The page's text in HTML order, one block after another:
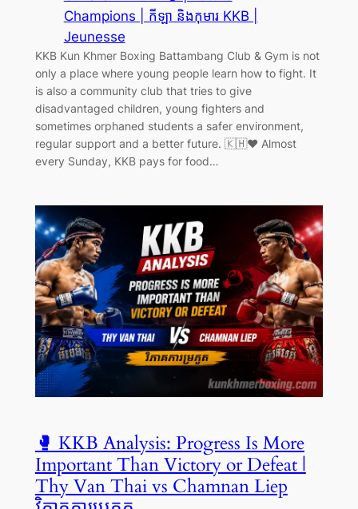
Champions | កីឡា និងកុមារ KKB |
Jeunesse
KKB Kun Khmer Boxing Battambang Club & Gym is not
only a place where young people learn how to fight. It
is also a community club that tries to give
disadvantaged children, young fighters and
sometimes orphaned students a safer environment,
regular support and a better future. 🇰🇭❤️ Almost
every Sunday, KKB pays for food…
🥊 KKB Analysis: Progress Is More
Important Than Victory or Defeat |
Thy Van Thai vs Chamnan Liep